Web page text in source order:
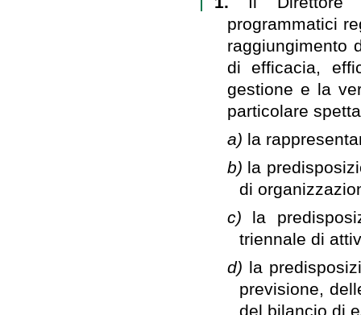
programmatici
raggiungimento
di efficacia,
gestione e la
particolare
a) la
b) la
di
c) la
triennale di
d) la
previsione,
del bilancio di